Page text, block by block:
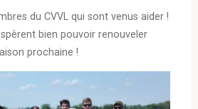
du CVVL qui sont venus aider !
bien pouvoir renouveler
prochaine !